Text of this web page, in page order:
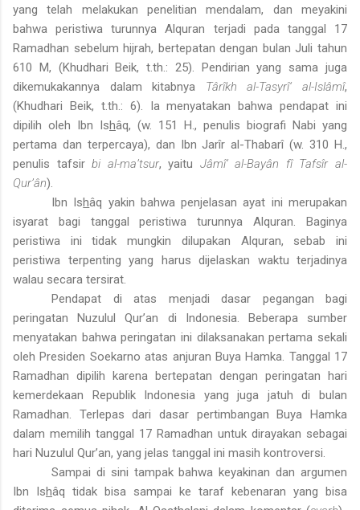
yang telah melakukan penelitian mendalam, dan meyakini
bahwa peristiwa turunnya Alquran terjadi pada tanggal 17
Ramadhan sebelum hijrah, bertepatan dengan bulan Juli tahun
610 M, (Khudhari Beik, t.th.: 25). Pendirian yang sama juga
dikemukakannya dalam kitabnya Târîkh al-Tasyrî‘ al-Islâmî,
(Khudhari Beik, t.th.: 6). Ia menyatakan bahwa pendapat ini
dipilih oleh Ibn Ishâq, (w. 151 H., penulis biografi Nabi yang
pertama dan terpercaya), dan Ibn Jarîr al-Thabarî (w. 310 H.,
penulis tafsirbi al-ma’tsur, yaitu Jâmî‘ al-Bayân fî Tafsîr al-
Qur’ân).
Ibn Ishâq yakin bahwa penjelasan ayat ini merupakan
isyarat bagi tanggal peristiwa turunnya Alquran. Baginya
peristiwa ini tidak mungkin dilupakan Alquran, sebab ini
peristiwa terpenting yang harus dijelaskan waktu terjadinya
walau secara tersirat.
Pendapat di atas menjadi dasar pegangan bagi
peringatan Nuzulul Qur’an di Indonesia. Beberapa sumber
menyatakan bahwa peringatan ini dilaksanakan pertama sekali
oleh Presiden Soekarno atas anjuran Buya Hamka. Tanggal 17
Ramadhan dipilih karena bertepatan dengan peringatan hari
kemerdekaan Republik Indonesia yang juga jatuh di bulan
Ramadhan. Terlepas dari dasar pertimbangan Buya Hamka
dalam memilih tanggal 17 Ramadhan untuk dirayakan sebagai
hari Nuzulul Qur’an, yang jelas tanggal ini masih kontroversi.
Sampai di sini tampak bahwa keyakinan dan argumen
Ibn Ishâq tidak bisa sampai ke taraf kebenaran yang bisa